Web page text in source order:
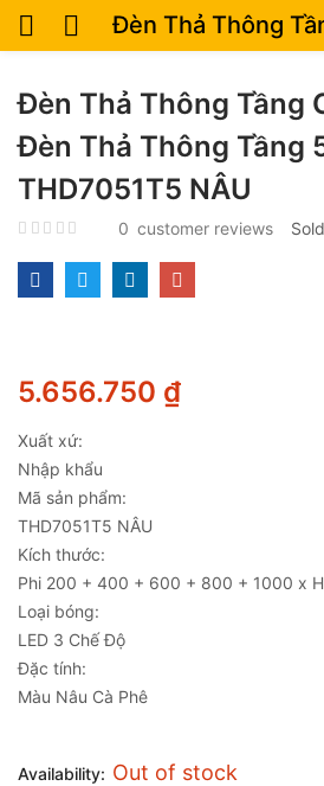
Đèn Thả Thông Tầng
Đèn Thả Thông Tầng
THD7051T5 NÂU
0 customer reviews
5.656.750 ₫
Xuất xứ:
Nhập khẩu
Mã sản phẩm:
THD7051T5 NÂU
Kích thước:
Phi 200 + 400 + 600 + 800 + 1000 x
Loại bóng:
LED 3 Chế Độ
Đặc tính:
Màu Nâu Cà Phê
Availability: Out of stock